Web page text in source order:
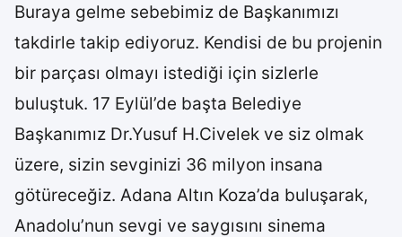
Buraya gelme sebebimiz de Başkanımızı
takdirle takip ediyoruz. Kendisi de bu projenin
bir parçası olmayı istediği için sizlerle
buluştuk. 17 Eylül’de başta Belediye
Başkanımız Dr.Yusuf H.Civelek ve siz olmak
üzere, sizin sevginizi 36 milyon insana
götüreceğiz. Adana Altın Koza’da buluşarak,
Anadolu’nun sevgi ve saygısını sinema